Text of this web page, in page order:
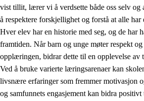
vist tillit, lærer vi å verdsette både oss selv og
å respektere forskjellighet og forstå at alle har
Hver elev har en historie med seg, og de har
framtiden. Når barn og unge møter respekt
opplæringen, bidrar dette til en opplevelse av
Ved å bruke varierte læringsarenaer kan
livsnære erfaringer som fremmer motivasjon
og samfunnets engasjement kan bidra